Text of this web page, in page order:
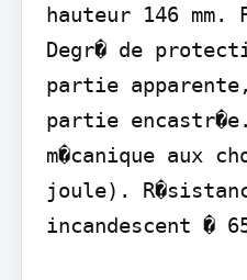
hauteur 146 mm.
Degr� de
partie
partie
m�canique aux
joule).
incandescent �